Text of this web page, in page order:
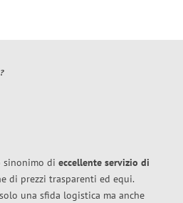
sinonimo di eccellente servizio di
di prezzi trasparenti ed equi.
una sfida logistica ma anche